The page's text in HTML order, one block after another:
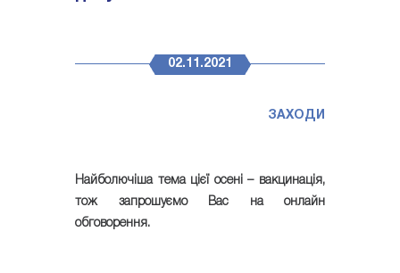
02.11.2021
ЗАХОДИ
Найболючіша тема цієї осені – вакцинація,
тож запрошуємо Вас на онлайн
обговорення.